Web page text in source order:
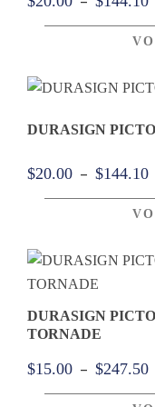
DURASIGN
$20.00 – $144.10
DURASIGN
TORNADE
$15.00 – $247.50